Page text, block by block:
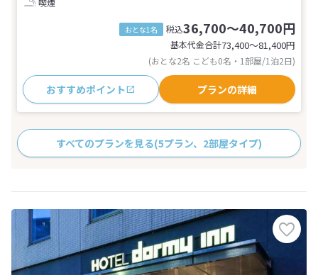
喫煙
おとな1名 税込36,700～40,700円
基本代金合計73,400〜81,400円
(おとな2名 こども0名・1部屋/1泊2日)
おすすめポイント プランの詳細
すべてのプランを見る(5プラン、2部屋タイプ)